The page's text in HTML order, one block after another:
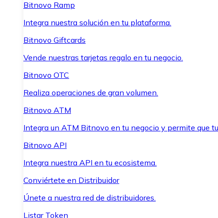
Bitnovo Ramp
Integra nuestra solución en tu plataforma.
Bitnovo Giftcards
Vende nuestras tarjetas regalo en tu negocio.
Bitnovo OTC
Realiza operaciones de gran volumen.
Bitnovo ATM
Integra un ATM Bitnovo en tu negocio y permite que
Bitnovo API
Integra nuestra API en tu ecosistema.
Conviértete en Distribuidor
Únete a nuestra red de distribuidores.
Listar Token